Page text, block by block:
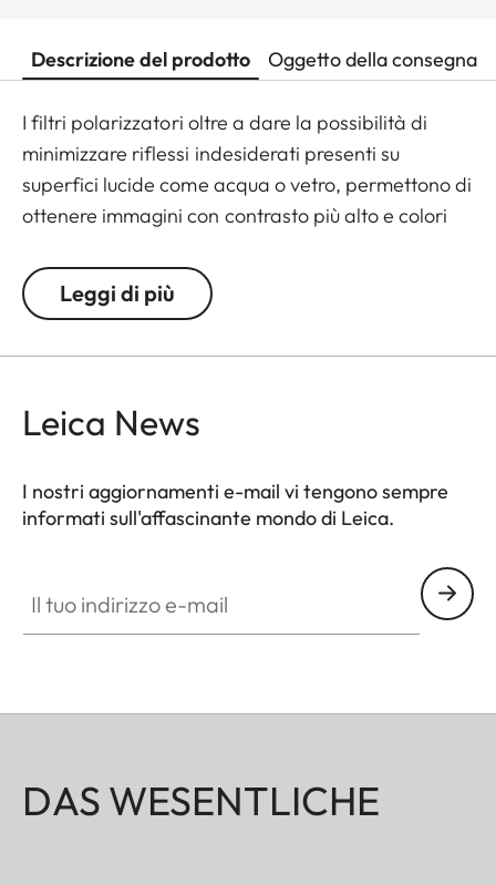
Descrizione del prodotto Oggetto della consegna
I filtri polarizzatori oltre a dare la possibilità di
minimizzare riflessi indesiderati presenti su
superfici lucide come acqua o vetro, permettono di
ottenere immagini con contrasto più alto e colori
Leggi di più
Leica News
I nostri aggiornamenti e-mail vi tengono sempre
informati sull'affascinante mondo di Leica.
DAS WESENTLICHE